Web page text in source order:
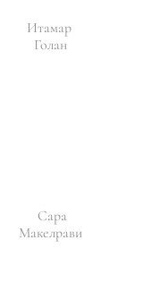
Итамар
Голан
Сара
Макелрави